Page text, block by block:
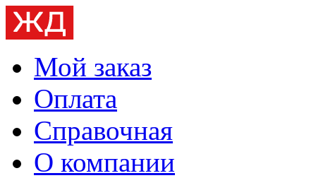
Мой заказ
Оплата
Справочная
О компании